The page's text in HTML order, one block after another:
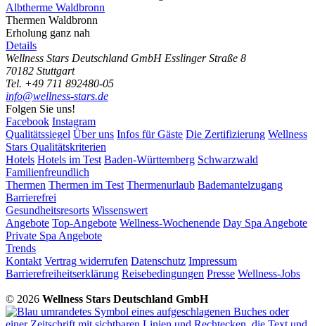
Albtherme Waldbronn
Thermen Waldbronn
Erholung ganz nah
Details
Wellness Stars Deutschland GmbHEsslinger Straße 8
70182 Stuttgart
Tel. +49 711 892480-05
info@wellness-stars.de
Folgen Sie uns!
Facebook Instagram
Qualitätssiegel Über uns Infos für Gäste Die Zertifizierung Wellness
Stars Qualitätskriterien
Hotels Hotels im Test Baden-Württemberg Schwarzwald
Familienfreundlich
Thermen Thermen im Test Thermenurlaub Bademantelzugang
Barrierefrei
Gesundheitsresorts Wissenswert
Angebote Top-Angebote Wellness-Wochenende Day Spa Angebote
Private Spa Angebote
Trends
Kontakt Vertrag widerrufen Datenschutz Impressum
Barrierefreiheitserklärung Reisebedingungen Presse Wellness-Jobs
© 2026 Wellness Stars Deutschland GmbH